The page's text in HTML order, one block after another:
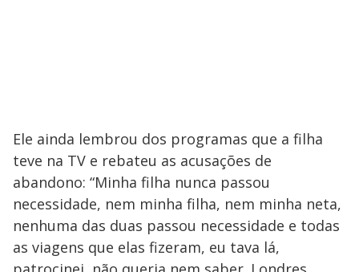
Ele ainda lembrou dos programas que a filha
teve na TV e rebateu as acusações de
abandono: “Minha filha nunca passou
necessidade, nem minha filha, nem minha neta,
nenhuma das duas passou necessidade e todas
as viagens que elas fizeram, eu tava lá,